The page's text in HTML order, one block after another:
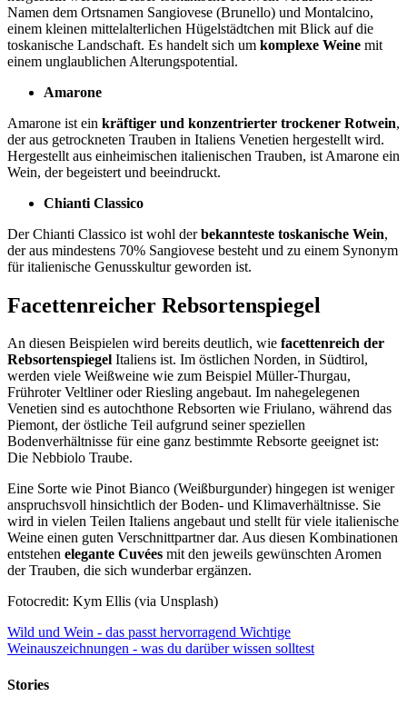
Namen dem Ortsnamen Sangiovese (Brunello) und Montalcino,
einem kleinen mittelalterlichen Hügelstädtchen mit Blick auf die
toskanische Landschaft. Es handelt sich um komplexe Weine mit
einem unglaublichen Alterungspotential.
Amarone
Amarone ist ein kräftiger und konzentrierter trockener Rotwein,
der aus getrockneten Trauben in Italiens Venetien hergestellt wird.
Hergestellt aus einheimischen italienischen Trauben, ist Amarone ein
Wein, der begeistert und beeindruckt.
Chianti Classico
Der Chianti Classico ist wohl derbekannteste toskanische Wein,
der aus mindestens 70% Sangiovese besteht und zu einem Synonym
für italienische Genusskultur geworden ist.
Facettenreicher Rebsortenspiegel
An diesen Beispielen wird bereits deutlich, wie facettenreich der
Rebsortenspiegel Italiens ist. Im östlichen Norden, in Südtirol,
werden viele Weißweine wie zum Beispiel Müller-Thurgau,
Frühroter Veltliner oder Riesling angebaut. Im nahegelegenen
Venetien sind es autochthone Rebsorten wie Friulano, während das
Piemont, der östliche Teil aufgrund seiner speziellen
Bodenverhältnisse für eine ganz bestimmte Rebsorte geeignet ist:
Die Nebbiolo Traube.
Eine Sorte wie Pinot Bianco (Weißburgunder) hingegen ist weniger
anspruchsvoll hinsichtlich der Boden- und Klimaverhältnisse. Sie
wird in vielen Teilen Italiens angebaut und stellt für viele italienische
Weine einen guten Verschnittpartner dar. Aus diesen Kombinationen
entstehen elegante Cuvées mit den jeweils gewünschten Aromen
der Trauben, die sich wunderbar ergänzen.
Fotocredit: Kym Ellis (via Unsplash)
Wild und Wein - das passt hervorragend Wichtige
Weinauszeichnungen - was du darüber wissen solltest
Stories